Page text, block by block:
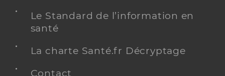
Le Standard de l’information en
santé
La charte Santé.fr Décryptage
Contact